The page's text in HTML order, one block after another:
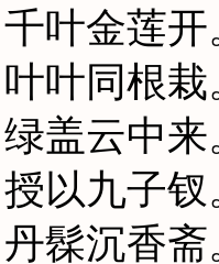
叶金莲开
叶同根栽
盖云中来
以九子钗
髹沉香斋